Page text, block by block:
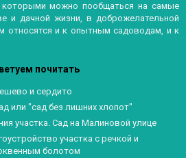
которыми можно пообщаться на самые
и дачной жизни, в доброжелательной
относятся и к опытным садоводам, и к
почитать
и сердито
или "сад без лишних хлопот"
участка. Сад на Малиновой улице
участка с речкой и
болотом